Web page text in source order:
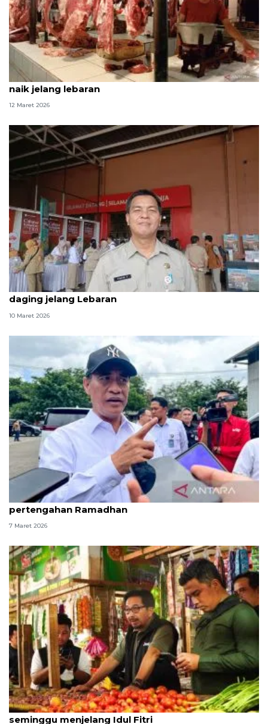
Harga daging ayam dan sapi di pasar Jaktim mulai
naik jelang lebaran
12 Maret 2026
Sudin KPKP Jaktim awasi mutu pangan dan harga
daging jelang Lebaran
10 Maret 2026
Kabapanas: Stabilitas pangan terkendali hingga
pertengahan Ramadhan
7 Maret 2026
Pemerintah tahan fluktuasi harga pangan
seminggu menjelang Idul Fitri